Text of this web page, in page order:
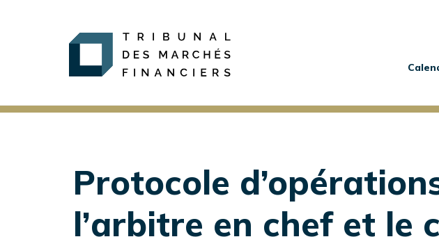
Protocole
l’arbitre en chef et le